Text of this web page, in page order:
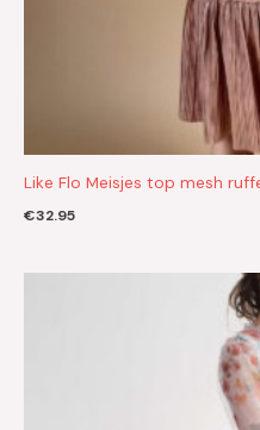
Like Flo Meisjes top mesh
€32.95